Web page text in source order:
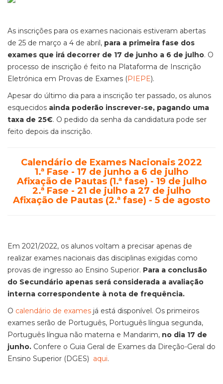
As inscrições para os exames nacionais estiveram abertas
de 25 de março a 4 de abril, para a primeira fase dos
exames que irá decorrer de 17 de junho a 6 de julho. O
processo de inscrição é feito na Plataforma de Inscrição
Eletrónica em Provas de Exames (PIEPE).
Apesar do último dia para a inscrição ter passado, os alunos
esquecidos ainda poderão inscrever-se, pagando uma
taxa de 25€. O pedido da senha da candidatura pode ser
feito depois da inscrição.
Calendário de Exames Nacionais 2022
1.ª Fase - 17 de junho a 6 de julho
Afixação de Pautas (1.ª fase) - 19 de julho
2.ª Fase - 21 de julho a 27 de julho
Afixação de Pautas (2.ª fase) - 5 de agosto
Em 2021/2022, os alunos voltam a precisar apenas de
realizar exames nacionais das disciplinas exigidas como
provas de ingresso ao Ensino Superior. Para a conclusão
do Secundário apenas será considerada a avaliação
interna correspondente à nota de frequência.
O calendário de exames já está disponível. Os primeiros
exames serão de Português, Português língua segunda,
Português língua não materna e Mandarim, no dia 17 de
junho. Confere o Guia Geral de Exames da Direção-Geral do
Ensino Superior (DGES) aqui.